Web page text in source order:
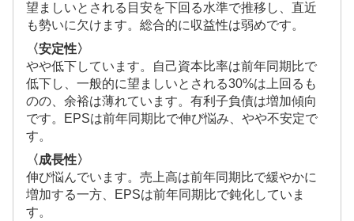
望ましいとされる目安を下回る水準で推移し、直近
も勢いに欠けます。総合的に収益性は弱めです。
〈安定性〉
やや低下しています。自己資本比率は前年同期比で
低下し、一般的に望ましいとされる30%は上回るも
のの、余裕は薄れています。有利子負債は増加傾向
です。EPSは前年同期比で伸び悩み、やや不安定で
す。
〈成長性〉
伸び悩んでいます。売上高は前年同期比で緩やかに
増加する一方、EPSは前年同期比で鈍化していま
す。